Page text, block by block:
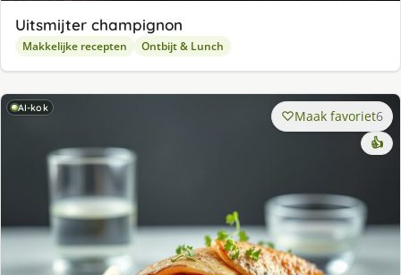
Uitsmijter champignon
Makkelijke recepten Ontbijt & Lunch
AI-kok Maak favoriet6
👍